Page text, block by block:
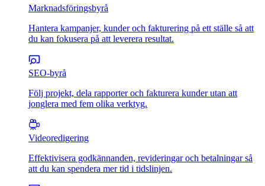
Marknadsföringsbyrå
Hantera kampanjer, kunder och fakturering på ett ställe så att
du kan fokusera på att leverera resultat.
SEO-byrå
Följ projekt, dela rapporter och fakturera kunder utan att
jonglera med fem olika verktyg.
Videoredigering
Effektivisera godkännanden, revideringar och betalningar så
att du kan spendera mer tid i tidslinjen.